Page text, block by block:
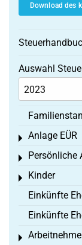
Download des
Auswahl
Anlage EÜR
Toggle menu
Persönliche
Toggle menu
Kinder
Toggle menu
Einkünfte
Einkünfte
Toggle menu